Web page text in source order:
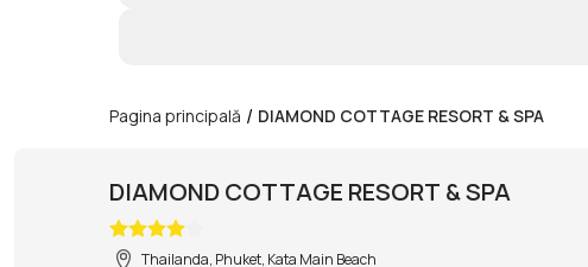
Pagina principală / DIAMOND COTTAGE RESORT & SPA
DIAMOND COTTAGE RESORT & SPA
Thailanda, Phuket, Kata Main Beach